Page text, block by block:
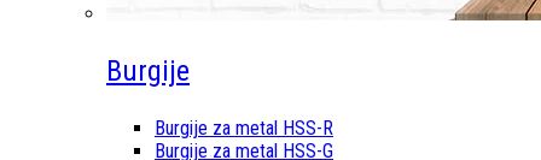
Burgije
Burgije za metal HSS-R
Burgije za metal HSS-G